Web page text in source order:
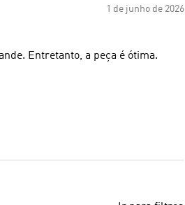
1 de junho de 2026
Entretanto, a peça é ótima.